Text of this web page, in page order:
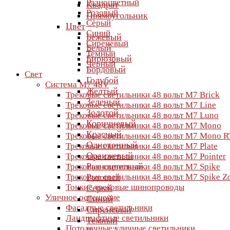
Разноцветный
Розовый
Серый
Синий
Сиреневый
Темный
Черный
Свет
Система M7 48V
Трековые светильники 48 вольт M7 Brick
Трековые светильники 48 вольт M7 Line
Трековые светильники 48 вольт M7 Luno
Трековые светильники 48 вольт M7 Mono
Трековые светильники 48 вольт M7 Mono
Трековые светильники 48 вольт M7 Plate
Трековые светильники 48 вольт M7 Pointer
Трековые светильники 48 вольт M7 Spike
Трековые светильники 48 вольт M7 Spike
Тонкие трековые шинопроводы
Уличное освещение
Фасадные светильники
Ландшафтные светильники
Квадрат
Прямоугольник
Цвет
Бежевый
Белый
Бирюзовый
Бордовый
Голубой
Желтый
Зеленый
Золотой
Коричневый
Красный
Однотонный
Оранжевый
Разноцветный
Розовый
Серый
Синий
Сиреневый
Темный